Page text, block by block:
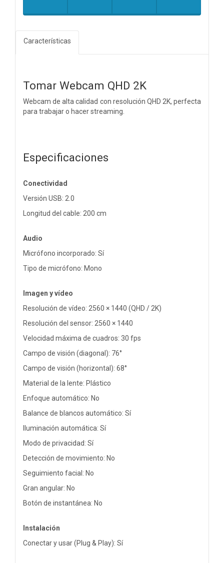
Características
Tomar Webcam QHD 2K
Webcam de alta calidad con resolución QHD 2K, perfecta
para trabajar o hacer streaming.
Especificaciones
Conectividad
Versión USB: 2.0
Longitud del cable: 200 cm
Audio
Micrófono incorporado: Sí
Tipo de micrófono: Mono
Imagen y vídeo
Resolución de vídeo: 2560 × 1440 (QHD / 2K)
Resolución del sensor: 2560 × 1440
Velocidad máxima de cuadros: 30 fps
Campo de visión (diagonal): 76°
Campo de visión (horizontal): 68°
Material de la lente: Plástico
Enfoque automático: No
Balance de blancos automático: Sí
Iluminación automática: Sí
Modo de privacidad: Sí
Detección de movimiento: No
Seguimiento facial: No
Gran angular: No
Botón de instantánea: No
Instalación
Conectar y usar (Plug & Play): Sí